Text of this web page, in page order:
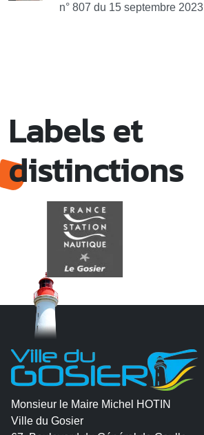
n° 807 du 15 septembre 2023
Labels et
distinctions
Monsieur le Maire Michel HOTIN
Ville du Gosier